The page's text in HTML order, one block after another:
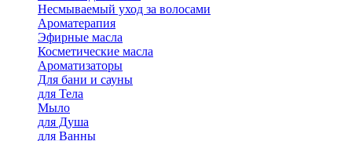
Несмываемый уход за волосами
Ароматерапия
Эфирные масла
Косметические масла
Ароматизаторы
Для бани и сауны
для Тела
Мыло
для Душа
для Ванны